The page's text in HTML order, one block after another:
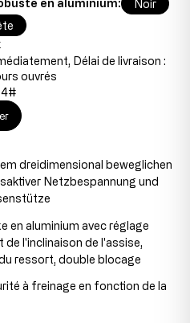
en aluminium:
Noir
Délai de livraison :
ouvrés
dreidimensional beweglichen
Netzbespannung und
en aluminium avec réglage
l'inclinaison de l'assise,
ressort, double blocage
à freinage en fonction de la